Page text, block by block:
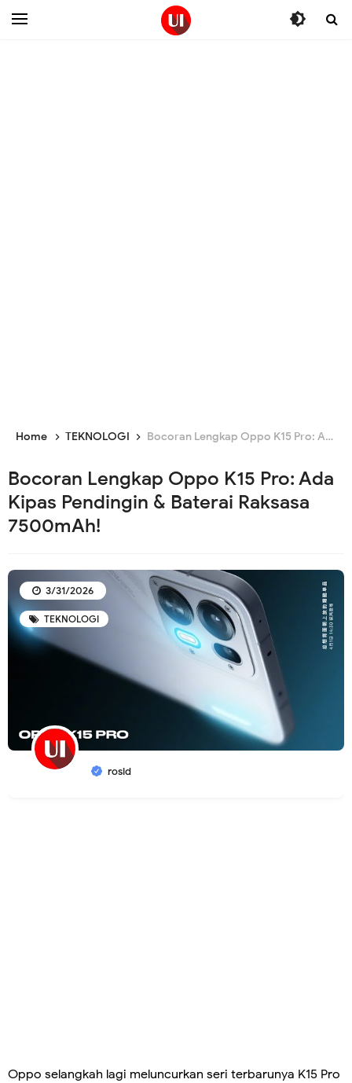
Home TEKNOLOGI Bocoran Lengkap Oppo K15 Pro: Ada Kipas Pendingin & Baterai Raksasa 7500mAh!
Bocoran Lengkap Oppo K15 Pro: Ada
Kipas Pendingin & Baterai Raksasa
7500mAh!
TEKNOLOGI
rosid
3/31/2026
Oppo selangkah lagi meluncurkan seri terbarunya K15 Pro